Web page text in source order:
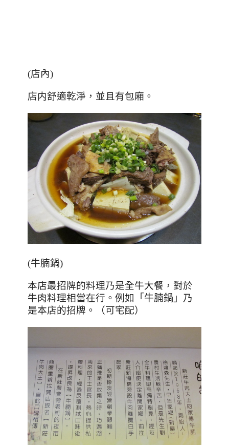
(店內)
店内舒適乾淨，並且有包廂。
(牛腩鍋)
本店最招牌的料理乃是全牛大餐，對於
牛肉料理相當在行。例如 「牛腩鍋」 乃
是本店的招牌 。（可宅配）